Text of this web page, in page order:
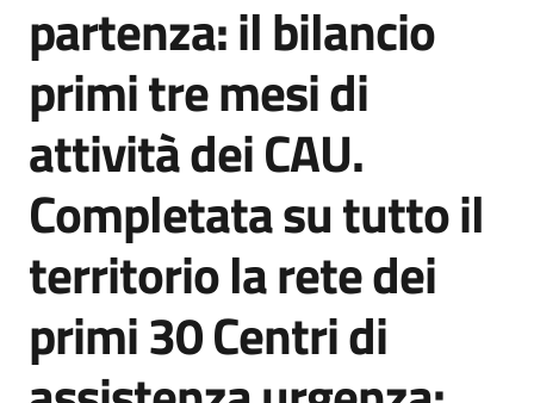
di
informazione
e
comunicazione
Seguici
partenza: il bilancio
primi tre mesi di
attività dei CAU.
Completata su tutto il
territorio la rete dei
primi 30 Centri di